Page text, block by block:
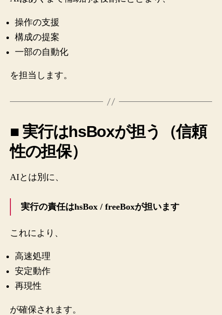
操作の支援
構成の提案
一部の自動化
を担当します。
■ 実行はhsBoxが担う（信頼
性の担保）
AIとは別に、
実行の責任はhsBox / freeBoxが担います
これにより、
高速処理
安定動作
再現性
が確保されます。